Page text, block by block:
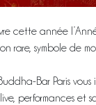
cette année
rare, symbole de
Bar Paris
performances et